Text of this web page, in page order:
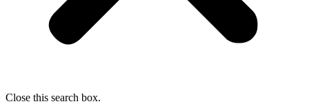
Close this search box.